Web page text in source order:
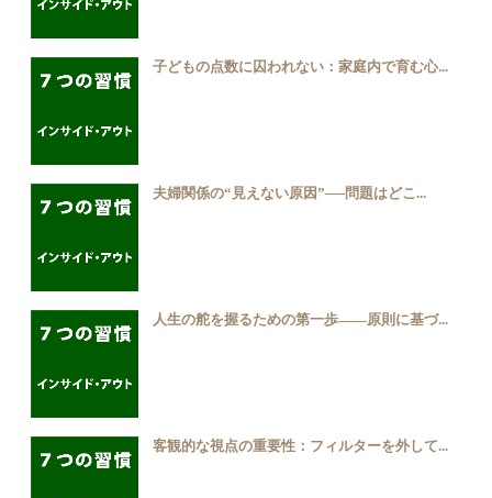
子どもの点数に囚われない：家庭内で育む心...
夫婦関係の“見えない原因”──問題はどこ...
人生の舵を握るための第一歩――原則に基づ...
客観的な視点の重要性：フィルターを外して...